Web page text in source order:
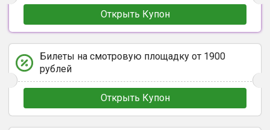
Открыть Купон
Билеты на смотровую площадку от 1900
рублей
Открыть Купон